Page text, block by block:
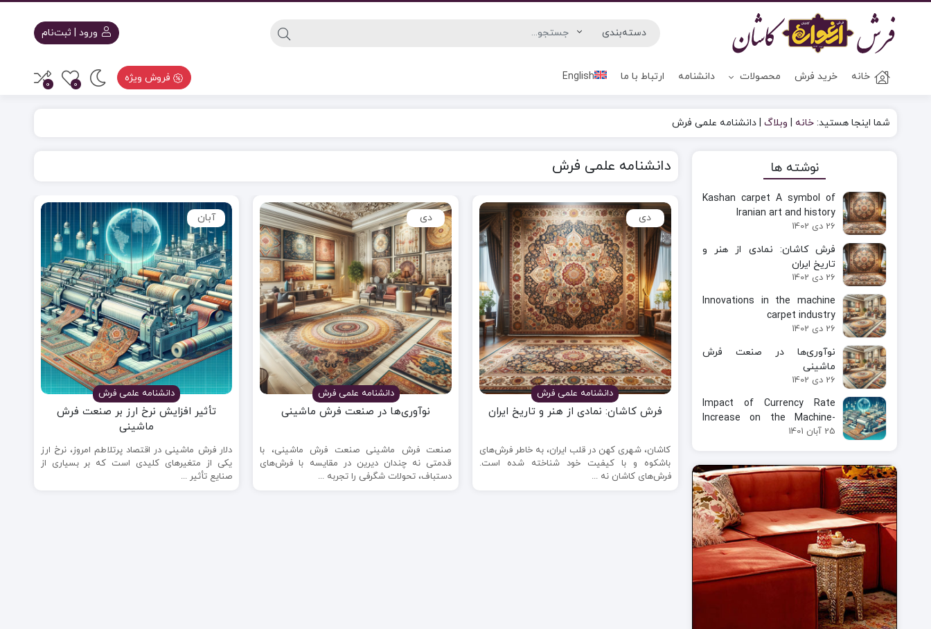
ورود | ثبت‌نام
خانه خرید فرش محصولات دانشنامه ارتباط با ما English فروش ویژه 0
0
شما اینجا هستید: خانه | وبلاگ| دانشنامه علمی فرش
دانشنامه علمی فرش
دانشنامه علمی فرش
دی
فرش کاشان: نمادی از هنر و تاریخ ایران
کاشان، شهری کهن در قلب ایران، به خاطر فرش‌های
باشکوه و با کیفیت خود شناخته شده است.
فرش‌های کاشان نه ...
دانشنامه علمی فرش
دی
نوآوری‌ها در صنعت فرش ماشینی
صنعت فرش ماشینی صنعت فرش ماشینی، با
قدمتی نه چندان دیرین در مقایسه با فرش‌های
دستباف، تحولات شگرفی را تجربه ...
دانشنامه علمی فرش
آبان
تأثیر افزایش نرخ ارز بر صنعت فرش
ماشینی
دلار فرش ماشینی در اقتصاد پرتلاطم امروز، نرخ ارز
یکی از متغیرهای کلیدی است که بر بسیاری از
صنایع تأثیر ...
نوشته ها
Kashan carpet A symbol of
Iranian art and history
26 دی 1402
فرش کاشان: نمادی از هنر و
تاریخ ایران
26 دی 1402
Innovations in the machine
carpet industry
26 دی 1402
نوآوری‌ها در صنعت فرش
ماشینی
26 دی 1402
Impact of Currency Rate
Increase on the Machine-
Made Carpet Industry
25 آبان 1401